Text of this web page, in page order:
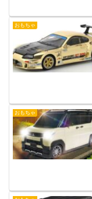
おもちゃ
おもちゃ